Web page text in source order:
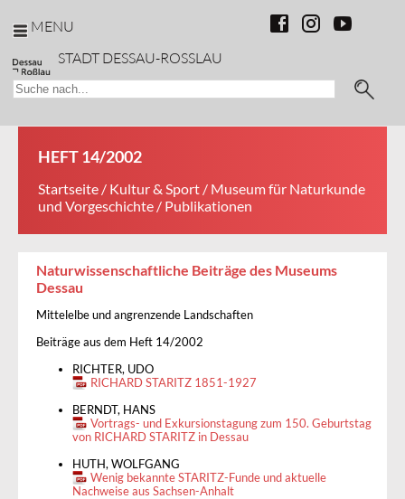
MENU
STADT DESSAU-ROSSLAU
HEFT 14/2002
Startseite / Kultur & Sport / Museum für Naturkunde
und Vorgeschichte / Publikationen
Naturwissenschaftliche Beiträge des Museums
Dessau
Mittelelbe und angrenzende Landschaften
Beiträge aus dem Heft 14/2002
RICHTER, UDO
RICHARD STARITZ 1851-1927
BERNDT, HANS
Vortrags- und Exkursionstagung zum 150. Geburtstag
von RICHARD STARITZ in Dessau
HUTH, WOLFGANG
Wenig bekannte STARITZ-Funde und aktuelle
Nachweise aus Sachsen-Anhalt